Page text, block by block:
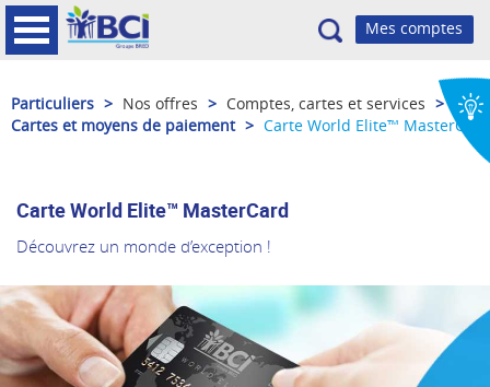
Recherche
Particuliers > Nos offres > Comptes, cartes et services >
Cartes et moyens de paiement > Carte World Elite™ MasterCard
Carte World Elite™ MasterCard
Découvrez un monde d’exception !